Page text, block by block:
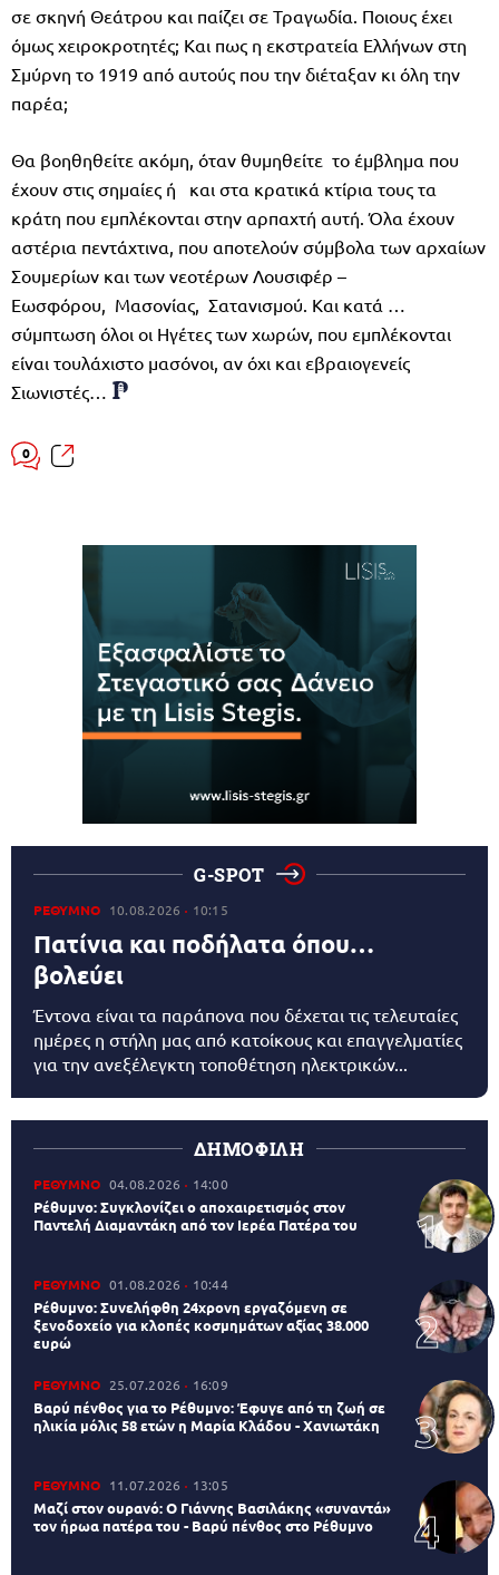
σε σκηνή Θεάτρου και παίζει σε Τραγωδία. Ποιους έχει
όμως χειροκροτητές; Και πως η εκστρατεία Ελλήνων στη
Σμύρνη το 1919 από αυτούς που την διέταξαν κι όλη την
παρέα;
Θα βοηθηθείτε ακόμη, όταν θυμηθείτε το έμβλημα που
έχουν στις σημαίες ή και στα κρατικά κτίρια τους τα
κράτη που εμπλέκονται στην αρπαχτή αυτή. Όλα έχουν
αστέρια πεντάχτινα, που αποτελούν σύμβολα των αρχαίων
Σουμερίων και των νεοτέρων Λουσιφέρ –
Εωσφόρου, Μασονίας, Σατανισμού. Και κατά …
σύμπτωση όλοι οι Ηγέτες των χωρών, που εμπλέκονται
είναι τουλάχιστο μασόνοι, αν όχι και εβραιογενείς
Σιωνιστές…
0
G-SPOT
ΡΕΘΥΜΝΟ 10.08.2026 10:15
Πατίνια και ποδήλατα όπου…
βολεύει
Έντονα είναι τα παράπονα που δέχεται τις τελευταίες
ημέρες η στήλη μας από κατοίκους και επαγγελματίες
για την ανεξέλεγκτη τοποθέτηση ηλεκτρικών...
ΔΗΜΟΦΙΛΗ
ΡΕΘΥΜΝΟ 04.08.2026 14:00
Ρέθυμνο: Συγκλονίζει ο αποχαιρετισμός στον
Παντελή Διαμαντάκη από τον Ιερέα Πατέρα του
ΡΕΘΥΜΝΟ 01.08.2026 10:44
Ρέθυμνο: Συνελήφθη 24χρονη εργαζόμενη σε
ξενοδοχείο για κλοπές κοσμημάτων αξίας 38.000
ευρώ
ΡΕΘΥΜΝΟ 25.07.2026 16:09
Βαρύ πένθος για το Ρέθυμνο: Έφυγε από τη ζωή σε
ηλικία μόλις 58 ετών η Μαρία Κλάδου - Χανιωτάκη
ΡΕΘΥΜΝΟ 11.07.2026 13:05
Μαζί στον ουρανό: Ο Γιάννης Βασιλάκης «συναντά»
τον ήρωα πατέρα του - Βαρύ πένθος στο Ρέθυμνο